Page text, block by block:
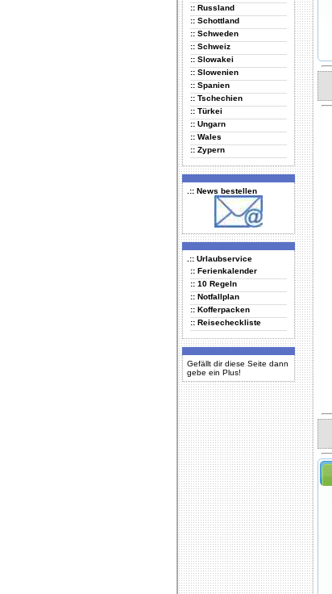
:: Russland
:: Schottland
:: Schweden
:: Schweiz
:: Slowakei
:: Slowenien
:: Spanien
:: Tschechien
:: Türkei
:: Ungarn
:: Wales
:: Zypern
.:: News bestellen
.:: Urlaubservice
:: Ferienkalender
:: 10 Regeln
:: Notfallplan
:: Kofferpacken
:: Reisecheckliste
Gefällt dir diese Seite dann
gebe ein Plus!